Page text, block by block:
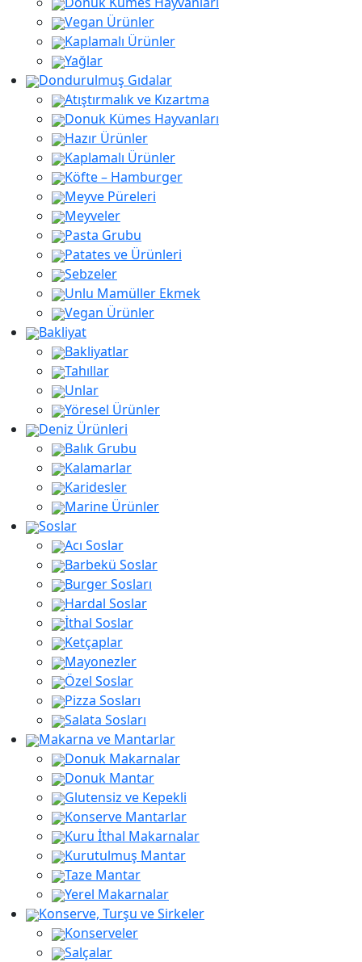
Vegan Ürünler
Kaplamalı Ürünler
Yağlar
Dondurulmuş Gıdalar
Atıştırmalık ve Kızartma
Donuk Kümes Hayvanları
Hazır Ürünler
Kaplamalı Ürünler
Köfte – Hamburger
Meyve Püreleri
Meyveler
Pasta Grubu
Patates ve Ürünleri
Sebzeler
Unlu Mamüller Ekmek
Vegan Ürünler
Bakliyat
Bakliyatlar
Tahıllar
Unlar
Yöresel Ürünler
Deniz Ürünleri
Balık Grubu
Kalamarlar
Karidesler
Marine Ürünler
Soslar
Acı Soslar
Barbekü Soslar
Burger Sosları
Hardal Soslar
İthal Soslar
Ketçaplar
Mayonezler
Özel Soslar
Pizza Sosları
Salata Sosları
Makarna ve Mantarlar
Donuk Makarnalar
Donuk Mantar
Glutensiz ve Kepekli
Konserve Mantarlar
Kuru İthal Makarnalar
Kurutulmuş Mantar
Taze Mantar
Yerel Makarnalar
Konserve, Turşu ve Sirkeler
Konserveler
Salçalar